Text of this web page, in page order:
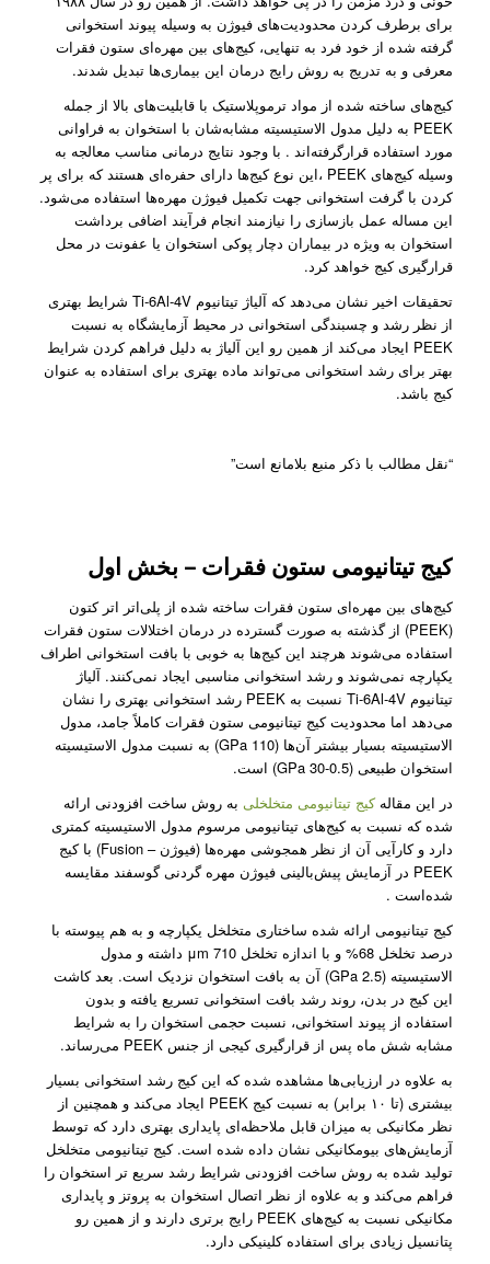
برای برطرف کردن محدودیت‌های فیوژن به وسیله پیوند استخوانی
گرفته شده از خود فرد به تنهایی، کیج‌های بین مهره‌ای ستون فقرات
معرفی و به تدریج به روش رایج درمان این بیماری‌ها تبدیل شدند.
کیج‌های ساخته شده از مواد ترموپلاستیک با قابلیت‌های بالا از جمله
PEEK به دلیل مدول الاستیسیته مشابه‌شان با استخوان به فراوانی
مورد استفاده قرار‌گرفته‌اند . با وجود نتایج درمانی مناسب معالجه به
وسیله کیج‌های PEEK ،این نوع کیج‌ها دارای حفره‌ای هستند که برای پر
کردن با گرفت استخوانی جهت تکمیل فیوژن مهره‌ها استفاده می‌شود.
این مساله عمل بازسازی را نیازمند انجام فرآیند اضافی برداشت
استخوان به ویژه در بیماران دچار پوکی‌ استخوان یا عفونت در محل
قرارگیری کیج خواهد کرد.
تحقیقات اخیر نشان می‌دهد که آلیاژ تیتانیوم Ti-6Al-4V شرایط بهتری
از نظر رشد و چسبندگی استخوانی در محیط آزمایشگاه به نسبت
PEEK ایجاد می‌کند از همین رو این آلیاژ به دلیل فراهم کردن شرایط
بهتر برای رشد استخوانی می‌تواند ماده بهتری برای استفاده به عنوان
کیج باشد.
“نقل مطالب با ذکر منبع بلامانع است”
کیج‌ تیتانیومی ستون فقرات – بخش اول
کیج‌های بین مهره‌ای ستون فقرات ساخته شده از پلی‌اتر ‌اتر کتون
(PEEK) از گذشته به صورت گسترده در درمان اختلالات ستون فقرات
استفاده می‌شوند هرچند این کیج‌ها به خوبی با بافت استخوانی اطراف
یکپارچه نمی‌شوند و رشد استخوانی مناسبی ایجاد نمی‌کنند. آلیاژ
تیتانیوم Ti-6Al-4V نسبت به PEEK رشد استخوانی بهتری را نشان
می‌دهد اما محدودیت کیج‌ تیتانیومی ستون فقرات کاملاً جامد، مدول
الاستیسیته بسیار بیشتر آن‌ها (110 GPa) به نسبت مدول الاستیسیته
استخوان طبیعی (0.5-30 GPa) است.
در این مقالهکیج تیتانیومی متخلخلیبه روش ساخت افزودنی ارائه
شده که نسبت به کیج‌های تیتانیومی مرسوم مدول الاستیسیته کمتری
دارد و کارآیی آن از نظر همجوشی مهره‌ها (فیوژن – Fusion) با کیج
PEEK در آزمایش پیش‌بالینی فیوژن مهره گردنی گوسفند مقایسه
شده‌است .
کیج تیتانیومی ارائه شده ساختاری متخلخل یکپارچه و به هم پیوسته با
درصد تخلخل 68% و با اندازه تخلخل 710 μm داشته و مدول
الاستیسیته (2.5 GPa) آن به بافت استخوان نزدیک است. بعد کاشت
این کیج در بدن، روند رشد بافت استخوانی تسریع یافته و بدون
استفاده از پیوند استخوانی، نسبت حجمی استخوان را به شرایط
مشابه شش ماه پس از قرار‌گیری کیجی از جنس PEEK می‌رساند.
به علاوه در ارزیابی‌ها مشاهده شده که این کیج رشد استخوانی بسیار
بیشتری (تا ۱۰ برابر) به نسبت کیج‌ PEEK ایجاد می‌کند و همچنین از
نظر مکانیکی به میزان قابل ملاحظه‌ای پایداری بهتری دارد که توسط
آزمایش‌های بیومکانیکی نشان داده شده است. کیج تیتانیومی متخلخل
تولید شده به روش ساخت افزودنی شرایط رشد سریع تر استخوان را
فراهم می‌کند و به علاوه از نظر اتصال استخوان به پروتز و پایداری
مکانیکی نسبت به کیج‌های PEEK رایج برتری دارند و از همین رو
پتانسیل زیادی برای استفاده کلینیکی دارد.